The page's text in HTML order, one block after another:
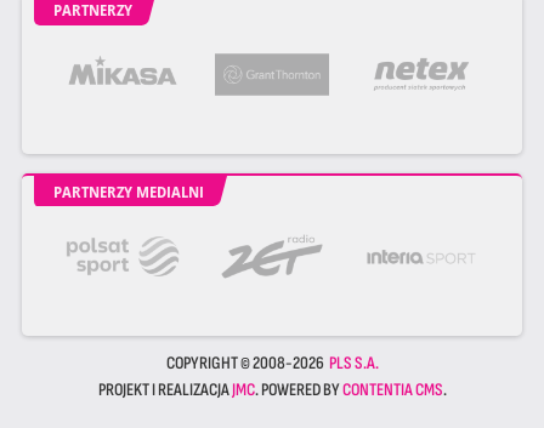
PARTNERZY
PARTNERZY MEDIALNI
COPYRIGHT © 2008-2026 PLS S.A.
PROJEKT I REALIZACJAJMC. POWERED BYCONTENTIA CMS.